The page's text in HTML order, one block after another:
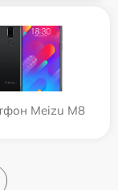
Meizu M8